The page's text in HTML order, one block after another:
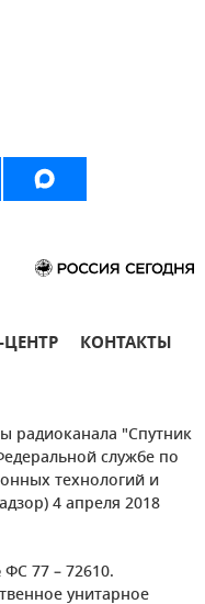
ЦЕНТР КОНТАКТЫ
радиоканала "Спутник
службе по
технологий и
4 апреля 2018
77 – 72610.
унитарное